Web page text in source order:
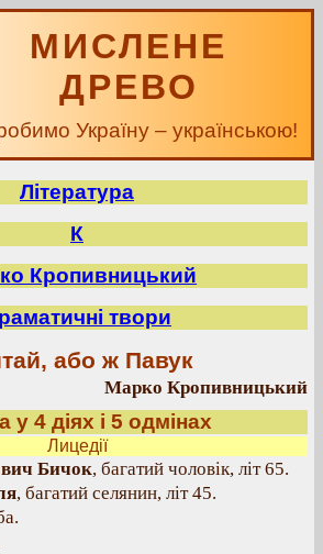
МИСЛЕНЕ
ДРЕВО
Україну – українською!
Література
К
Кропивницький
твори
або ж Павук
Марко Кропивницький
у 4 діях і 5 одмінах
Лицедії
Бичок, багатий чоловік, літ 65.
, багатий селянин, літ 45.